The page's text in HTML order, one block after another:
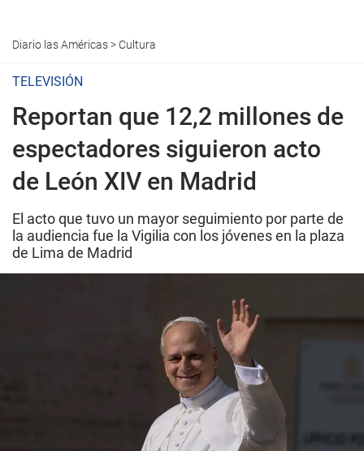
Diario las Américas> Cultura
TELEVISIÓN
Reportan que 12,2 millones de
espectadores siguieron acto
de León XIV en Madrid
El acto que tuvo un mayor seguimiento por parte de
la audiencia fue la Vigilia con los jóvenes en la plaza
de Lima de Madrid